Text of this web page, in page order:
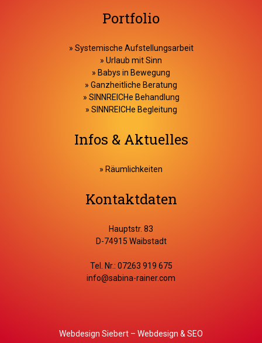
Portfolio
» Systemische Aufstellungsarbeit
» Urlaub mit Sinn
» Babys in Bewegung
» Ganzheitliche Beratung
» SINNREICHe Behandlung
» SINNREICHe Begleitung
Infos & Aktuelles
» Räumlichkeiten
Kontaktdaten
Hauptstr. 83
D-74915 Waibstadt
Tel. Nr.: 07263 919 675
info@sabina-rainer.com
Webdesign Siebert – Webdesign & SEO